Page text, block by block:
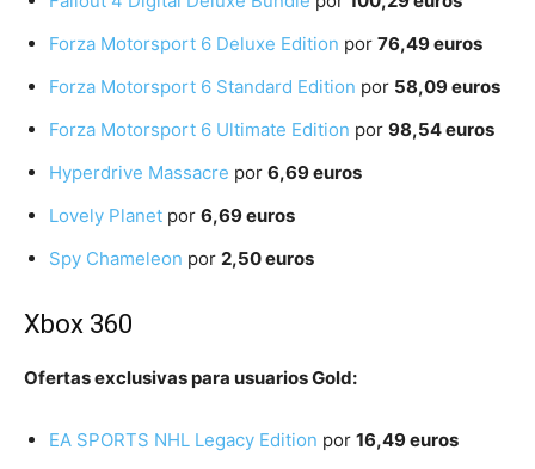
Forza Motorsport 6 Deluxe Edition por 76,49 euros
Forza Motorsport 6 Standard Edition por 58,09 euros
Forza Motorsport 6 Ultimate Edition por 98,54 euros
Hyperdrive Massacre por 6,69 euros
Lovely Planet por 6,69 euros
Spy Chameleon por 2,50 euros
Xbox 360
Ofertas exclusivas para usuarios Gold:
EA SPORTS NHL Legacy Edition por 16,49 euros